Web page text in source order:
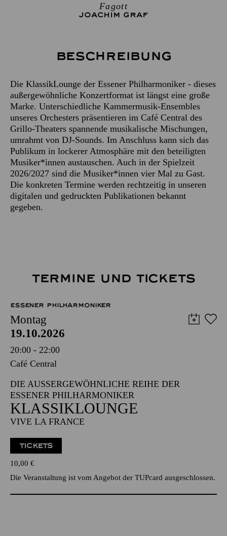
Fagott
JOACHIM GRAF
Beschreibung
Die KlassikLounge der Essener Philharmoniker - dieses
außergewöhnliche Konzertformat ist längst eine große
Marke. Unterschiedliche Kammermusik-Ensembles
unseres Orchesters präsentieren im Café Central des
Grillo-Theaters spannende musikalische Mischungen,
umrahmt von DJ-Sounds. Im Anschluss kann sich das
Publikum in lockerer Atmosphäre mit den beteiligten
Musiker*innen austauschen. Auch in der Spielzeit
2026/2027 sind die Musiker*innen vier Mal zu Gast.
Die konkreten Termine werden rechtzeitig in unseren
digitalen und gedruckten Publikationen bekannt
gegeben.
TERMINE UND TICKETS
ESSENER PHILHARMONIKER
Montag
19.10.2026
20:00 - 22:00
Café Central
DIE AUSSERGEWÖHNLICHE REIHE DER E
SSENER PHILHARMONIKER
KLASSIKLOUNGE
VIVE LA FRANCE
TICKETS
10,00 €
Die Veranstaltung ist vom Angebot der TUPcard ausgeschlossen.